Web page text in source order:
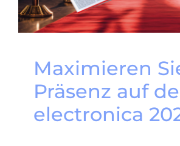
Maximieren
Präsenz auf
electronica